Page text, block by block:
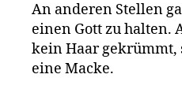
An anderen Stellen
einen Gott zu halten.
kein Haar gekrümmt,
eine Macke.